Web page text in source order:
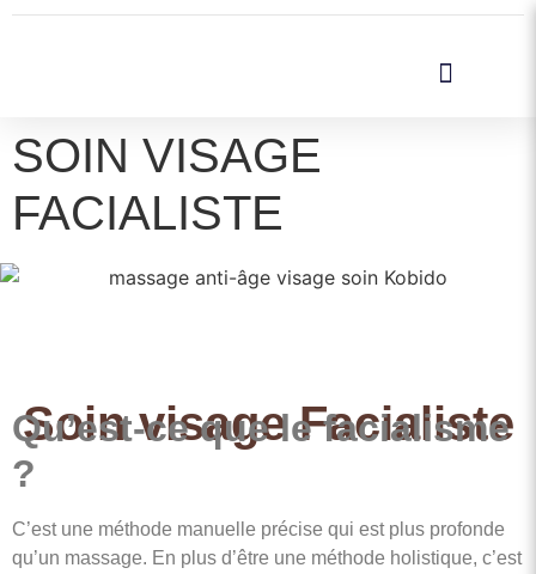
SOIN VISAGE
FACIALISTE
Soin visage Facialiste
Qu’est-ce que le facialisme
?
C’est une méthode manuelle précise qui est plus profonde
qu’un massage. En plus d’être une méthode holistique, c’est